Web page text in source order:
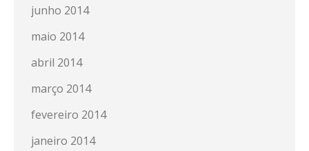
junho 2014
maio 2014
abril 2014
março 2014
fevereiro 2014
janeiro 2014